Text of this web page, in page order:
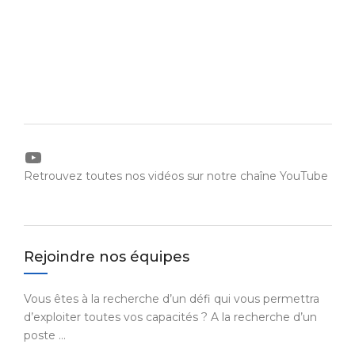
YouTube
Retrouvez toutes nos vidéos sur notre chaîne YouTube
Rejoindre nos équipes
Vous êtes à la recherche d’un défi qui vous permettra
d’exploiter toutes vos capacités ? A la recherche d’un
poste …